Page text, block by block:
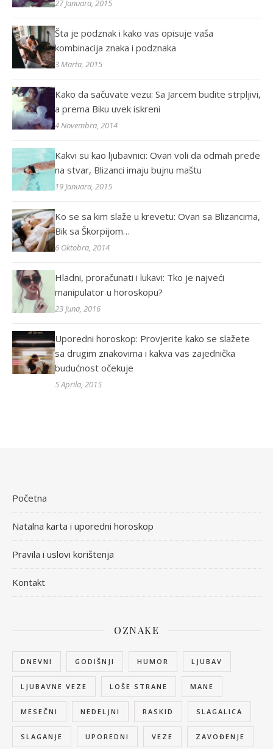
27 Januara, 2015
Šta je podznak i kako vas opisuje vaša
kombinacija znaka i podznaka
3 Marta, 2015
Kako da sačuvate vezu: Sa Jarcem budite strpljivi,
a prema Biku uvek iskreni
4 Novembra, 2014
Kakvi su kao ljubavnici: Ovan voli da odmah pređe
na stvar, Blizanci imaju bujnu maštu
19 Januara, 2015
Ko se sa kim slaže u krevetu: Ovan sa Blizancima,
Bik sa Škorpijom…
6 Oktobra, 2014
Hladni, proračunati i lukavi: Tko je najveći
manipulator u horoskopu?
23 Juna, 2016
Uporedni horoskop: Provjerite kako se slažete
sa drugim znakovima i kakva vas zajednička
budućnost očekuje
5 Aprila, 2015
Početna
Natalna karta i uporedni horoskop
Pravila i uslovi korištenja
Kontakt
OZNAKE
DNEVNI GODIŠNJI HUMOR LJUBAV
LJUBAVNE VEZE LOŠE STRANE MANE
MESEČNI NEDELJNI RASKID SLAGALICA
SLAGANJE UPOREDNI VEZE ZAVOĐENJE